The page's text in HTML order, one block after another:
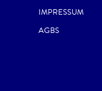
IMPRESSUM
AGBS